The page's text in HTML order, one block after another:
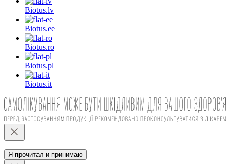
Biotus.lv
Biotus.ee
Biotus.ro
Biotus.pl
Biotus.it
Я прочитал и принимаю